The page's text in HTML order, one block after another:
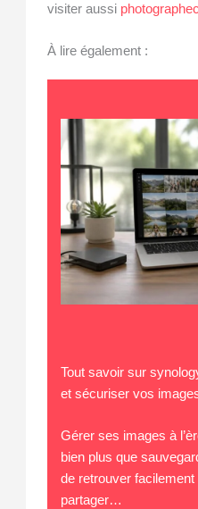
visiter aussi
À lire également :
Tout savoir sur
et sécuriser vos
Gérer ses images à
bien plus que
de retrouver
partager…